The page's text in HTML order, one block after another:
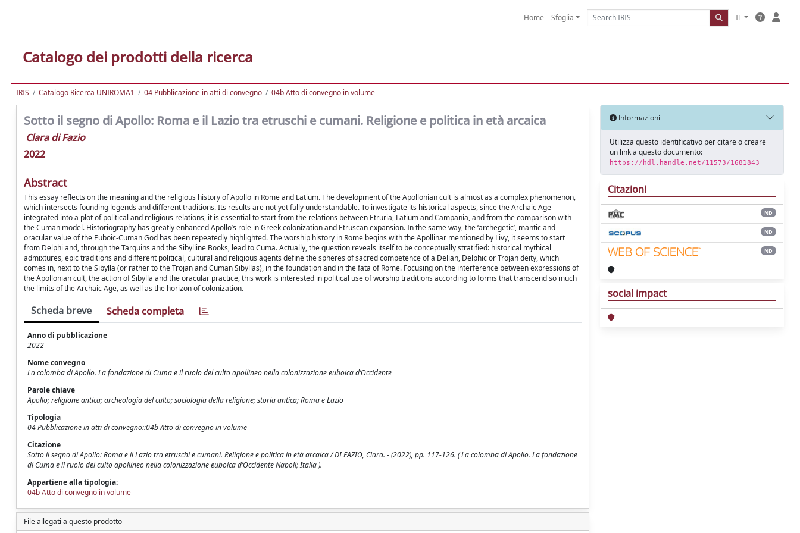
Home Sfoglia IT
Catalogo dei prodotti della ricerca
IRIS Catalogo Ricerca UNIROMA1 04 Pubblicazione in atti di convegno 04b Atto di convegno in volume
Sotto il segno di Apollo: Roma e il Lazio tra etruschi e cumani. Religione e politica in età arcaica
Clara di Fazio
2022
Abstract
This essay reflects on the meaning and the religious history of Apollo in Rome and Latium. The development of the Apollonian cult is almost as a complex phenomenon,
which intersects founding legends and different traditions. Its results are not yet fully understandable. To investigate its historical aspects, since the Archaic Age
integrated into a plot of political and religious relations, it is essential to start from the relations between Etruria, Latium and Campania, and from the comparison with
the Cuman model. Historiography has greatly enhanced Apollo’s role in Greek colonization and Etruscan expansion. In the same way, the ‘archegetic’, mantic and
oracular value of the Euboic-Cuman God has been repeatedly highlighted. The worship history in Rome begins with the Apollinar mentioned by Livy, it seems to start
from Delphi and, through the Tarquins and the Sibylline Books, lead to Cuma. Actually, the question reveals itself to be conceptually stratified: historical mythical
admixtures, epic traditions and different political, cultural and religious agents define the spheres of sacred competence of a Delian, Delphic or Trojan deity, which
comes in, next to the Sibylla (or rather to the Trojan and Cuman Sibyllas), in the foundation and in the fata of Rome. Focusing on the interference between expressions of
the Apollonian cult, the action of Sibylla and the oracular practice, this work is interested in political use of worship traditions according to forms that transcend so much
the limits of the Archaic Age, as well as the horizon of colonization.
Scheda breve Scheda completa
Anno di pubblicazione
2022
Nome convegno
La colomba di Apollo. La fondazione di Cuma e il ruolo del culto apollineo nella colonizzazione euboica d’Occidente
Parole chiave
Apollo; religione antica; archeologia del culto; sociologia della religione; storia antica; Roma e Lazio
Tipologia
04 Pubblicazione in atti di convegno::04b Atto di convegno in volume
Citazione
Sotto il segno di Apollo: Roma e il Lazio tra etruschi e cumani. Religione e politica in età arcaica / DI FAZIO, Clara. - (2022), pp. 117-126. ( La colomba di Apollo. La fondazione
di Cuma e il ruolo del culto apollineo nella colonizzazione euboica d’Occidente Napoli; Italia ).
Appartiene alla tipologia:
04b Atto di convegno in volume
File allegati a questo prodotto
Informazioni
Utilizza questo identificativo per citare o creare
un link a questo documento:
https://hdl.handle.net/11573/1681843
Citazioni
ND
ND
ND
social impact